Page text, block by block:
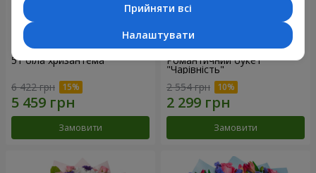
51 біла хризантема
6 422 грн
Замовити
Романтичний букет
"Чарівність"
2 554 грн
Замовити
Прийняти всі
Налаштувати